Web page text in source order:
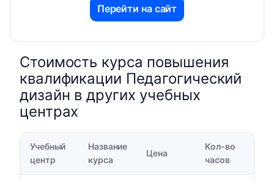
Перейти на сайт
Стоимость курса повышения
квалификации Педагогический
дизайн в других учебных
центрах
Учебный
центр
Название
курса
Цена
Кол-во
часов